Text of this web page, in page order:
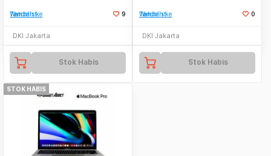
Tambah ke Watchlist 9
DKI Jakarta
Stok Habis
Tambah ke Watchlist 0
DKI Jakarta
Stok Habis
STOK HABIS